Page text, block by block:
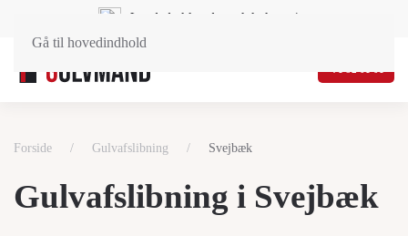
Gå til hovedindhold
Landsdækkende og lokal service
Forside Gulvafslibning Svejbæk
Gulvafslibning i Svejbæk